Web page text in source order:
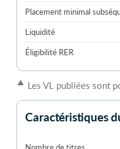
Placement minimal
Liquidité
Éligibilité RER
▲ Les VL publiées sont
Caractéristiques